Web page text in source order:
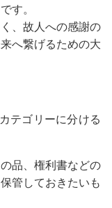
す。
、故人への感謝の
へ繋げるための大
テゴリーに分ける
品、権利書などの
管しておきたいも